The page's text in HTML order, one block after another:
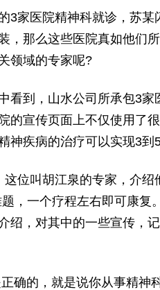
3家医院精神科就诊，苏某
，那么这些医院真如他们
领域的专家呢?
看到，山水公司所承包3家
的宣传页面上不仅使用了
神疾病的治疗可以实现3到
位叫胡江泉的专家，介绍
，一个疗程左右即可康复
绍，对其中的一些宣传，
确的，就是说你从事精神